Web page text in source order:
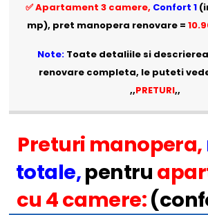
✅ Apartament 3 camere, Confort 1
mp), pret manopera renovare =
Note: Toate detaliile si
renovare completa, le puteti
,,PRETURI,,
Preturi manopera,
totale,pentru
cu 4 camere: